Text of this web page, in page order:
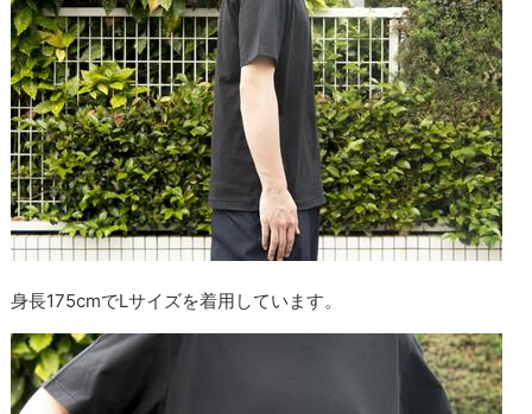
身長175cmでLサイズを着用しています。